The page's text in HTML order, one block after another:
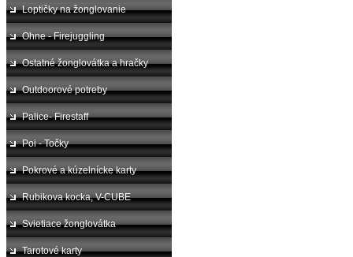
Loptičky na žonglovanie
Ohne - Firejuggling
Ostatné žonglovátka a hračky
Outdoorové potreby
Palice- Firestaff
Poi - Točky
Pokrové a kúzelnícke karty
Rubikova kocka, V-CUBE
Svietiace žonglovátka
Tarotové karty